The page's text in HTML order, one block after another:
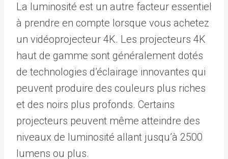
La luminosité est un autre facteur essentiel
à prendre en compte lorsque vous achetez
un vidéoprojecteur 4K. Les projecteurs 4K
haut de gamme sont généralement dotés
de technologies d’éclairage innovantes qui
peuvent produire des couleurs plus riches
et des noirs plus profonds. Certains
projecteurs peuvent même atteindre des
niveaux de luminosité allant jusqu’à 2500
lumens ou plus.